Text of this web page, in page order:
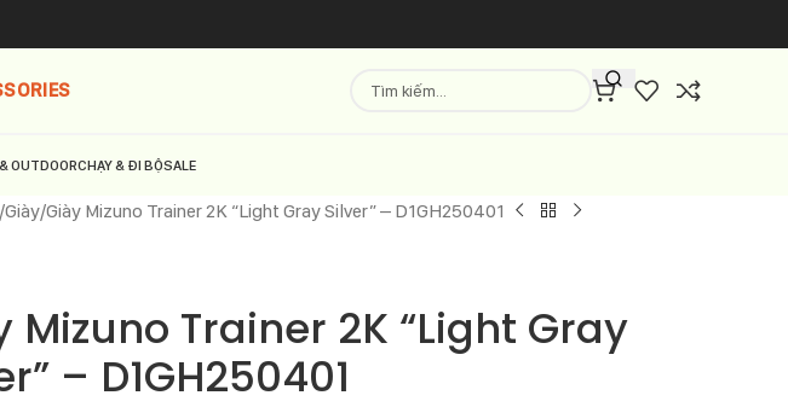
OUTDOORCHẠY & ĐI BỘSALE
Giày Giày Mizuno Trainer 2K “Light Gray Silver” – D1GH250401
Mizuno Trainer 2K “Light Gray
– D1GH250401